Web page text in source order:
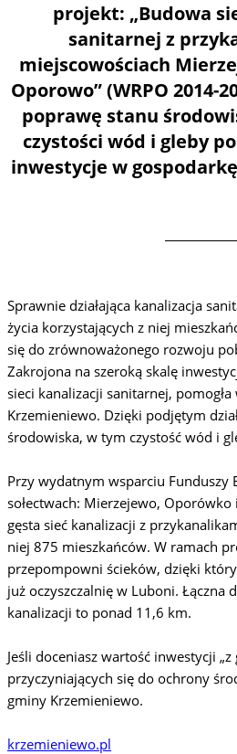
projekt: „Budowa
sanitarnej z
miejscowościach
Oporowo” (WRPO 2014-
poprawę stanu
czystości wód i gleby
inwestycje w
Sprawnie działająca kanalizacja
życia korzystających z niej
się do zrównoważonego rozwoju
Zakrojona na szeroką skalę
sieci kanalizacji sanitarnej,
Krzemieniewo. Dzięki podjętym
środowiska, w tym czystość wód i
Przy wydatnym wsparciu Funduszy
sołectwach: Mierzejewo,
gęsta sieć kanalizacji z
niej 875 mieszkańców. W ramach
przepompowni ścieków, dzięki
już oczyszczalnię w Luboni. Łączna
kanalizacji to ponad 11,6 km.
Jeśli doceniasz wartość inwestycji
przyczyniających się do ochrony
gminy Krzemieniewo.
krzemieniewo.pl